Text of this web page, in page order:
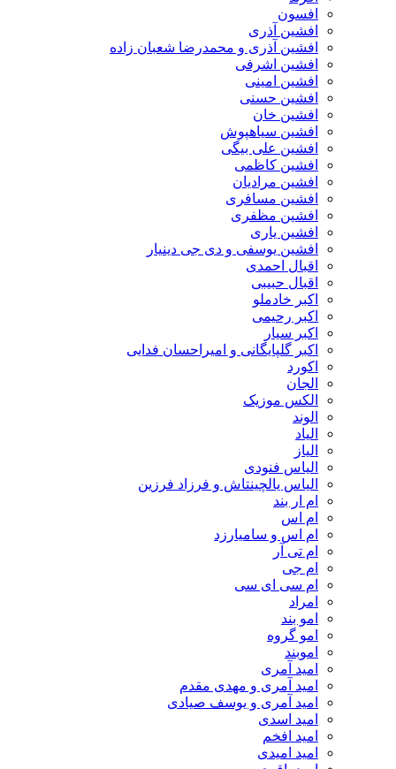
افسون
افشین آذری
افشین آذری و محمدرضا شعبان زاده
افشین اشرفی
افشین امینی
افشین حسنی
افشین خان
افشین سیاهپوش
افشین علی بیگی
افشین کاظمی
افشین مرادیان
افشین مسافری
افشین مظفری
افشین یاری
افشین یوسفی و دی جی دینیار
اقبال احمدی
اقبال حبیبی
اکبر خادملو
اکبر رحیمی
اکبر سیار
اکبر گلپایگانی و امیراحسان فدایی
اکورد
الجان
الکس موزیک
الوند
الیاد
الیاز
الیاس فنودی
الیاس یالچینتاش و فرزاد فرزین
ام‌ ار بند
ام اس
ام اس و سامیارزد
ام تی آر
ام جی
ام سی ای سی
امراد
امو بند
امو گروه
اموبند
امید آمری
امید آمری و مهدی مقدم
امید آمری و یوسف صیادی
امید اسدی
امید افخم
امید امیدی